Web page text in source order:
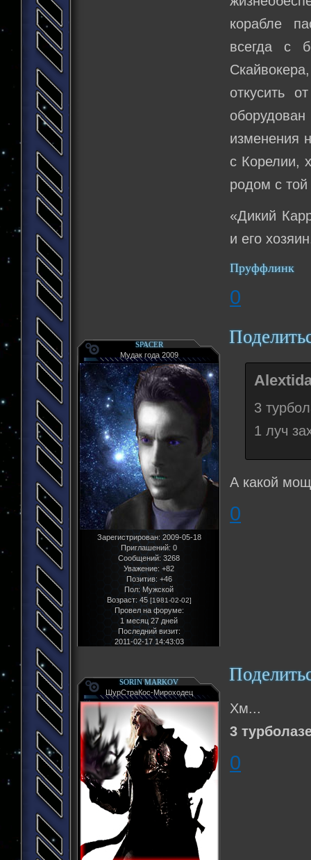
корабле
всегда с
откусить
изменения
с Корелии,
родом с
«Дикий
и его
Пруффлинк
0
SPACER
Мудак года 2009
Зарегистрирован: 2009-05-18
Приглашений: 0
Сообщений: 3268
Уважение: +82
Позитив: +46
Пол:Мужской
Возраст: 45 [1981-02-02]
Провел на форуме:
1 месяц 27 дней
Последний визит:
2011-02-17 14:43:03
3
1 луч
А какой
0
SORIN MARKOV
ШурСтраКос-Мироходец
Хм...
3
0